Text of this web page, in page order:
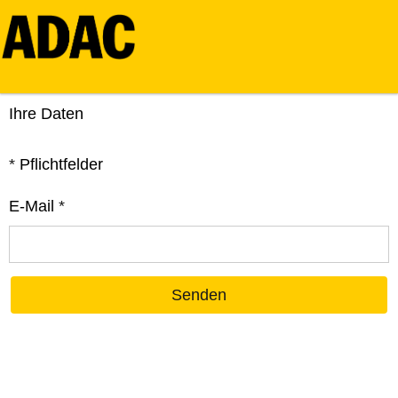
Ihre Daten
* Pflichtfelder
E-Mail *
Senden